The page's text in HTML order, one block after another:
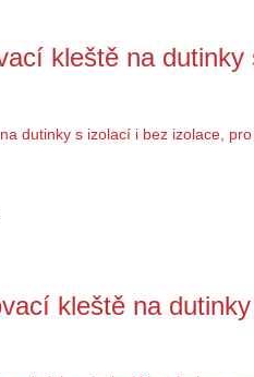
kleště na
kleště na